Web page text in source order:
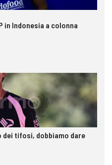
in Indonesia a colonna
dei tifosi, dobbiamo dare